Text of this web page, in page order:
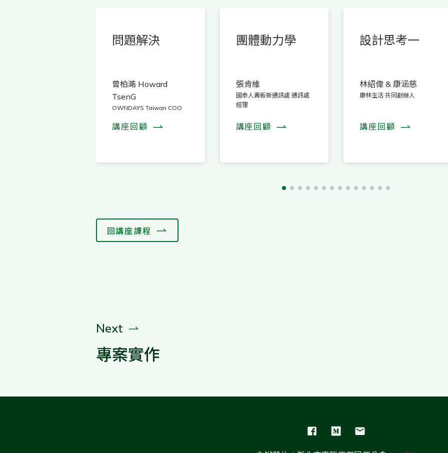
問題解決
曾柏澔 Howard
TsenG
OWNDAYS Taiwan COO
講座回顧
團體動力學
張肯維
國泰人壽板新通訊處 通訊處
經理
講座回顧
設計思考一
林紹偉 & 康涵慈
康林生活 共同創辦人
講座回顧
回講座課程
Next
專案實作